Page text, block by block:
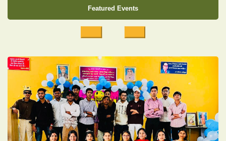
Featured Events